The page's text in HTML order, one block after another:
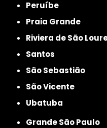
Peruíbe
Praia Grande
Riviera de São
Santos
São Sebastião
São Vicente
Ubatuba
Grande São Paulo